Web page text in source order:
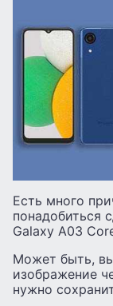
Есть много
понадобиться
Galaxy A03
Может быть,
изображение
нужно